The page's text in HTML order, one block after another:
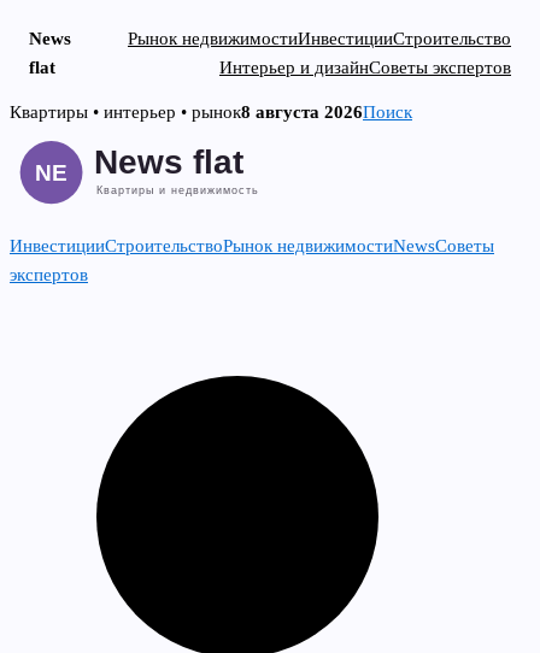
News
flat
Рынок недвижимостиИнвестицииСтроительство
Интерьер и дизайнСоветы экспертов
Skip
content
Квартиры • интерьер • рынок8 августа 2026Поиск
ИнвестицииСтроительствоРынок недвижимостиNewsСоветы
экспертов